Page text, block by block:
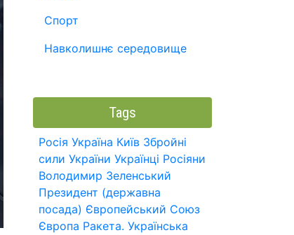
Спорт
Навколишнє середовище
Tags
Росія Україна Київ Збройні
сили України Українці Росіяни
Володимир Зеленський
Президент (державна
посада) Європейський Союз
Європа Ракета. Українська